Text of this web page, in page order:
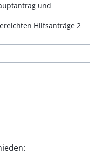
und
Hilfsanträge 2